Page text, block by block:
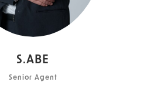
S.ABE
Senior Agent